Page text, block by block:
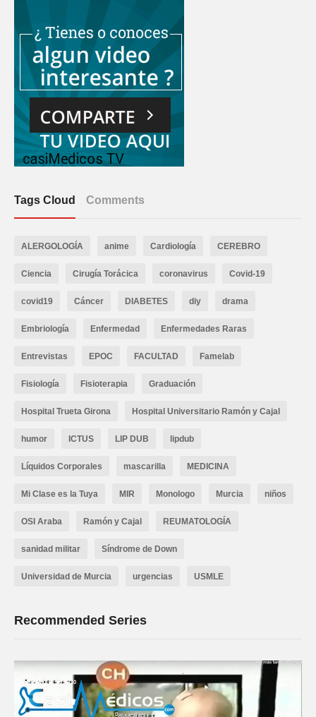
Tags Cloud Comments
ALERGOLOGÍA anime Cardiología CEREBRO
Ciencia Cirugía Torácica coronavirus Covid-19
covid19 Cáncer DIABETES diy drama
Embriología Enfermedad Enfermedades Raras
Entrevistas EPOC FACULTAD Famelab
Fisiología Fisioterapia Graduación
Hospital Trueta Girona Hospital Universitario Ramón y Cajal
humor ICTUS LIP DUB lipdub
Líquidos Corporales mascarilla MEDICINA
Mi Clase es la Tuya MIR Monologo Murcia niños
OSI Araba Ramón y Cajal REUMATOLOGÍA
sanidad militar Síndrome de Down
Universidad de Murcia urgencias USMLE
Recommended Series